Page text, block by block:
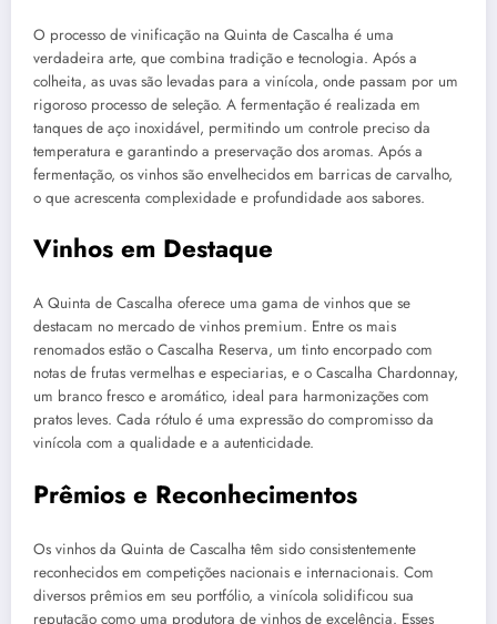
O processo de vinificação na Quinta de Cascalha é uma
verdadeira arte, que combina tradição e tecnologia. Após a
colheita, as uvas são levadas para a vinícola, onde passam por um
rigoroso processo de seleção. A fermentação é realizada em
tanques de aço inoxidável, permitindo um controle preciso da
temperatura e garantindo a preservação dos aromas. Após a
fermentação, os vinhos são envelhecidos em barricas de carvalho,
o que acrescenta complexidade e profundidade aos sabores.
Vinhos em Destaque
A Quinta de Cascalha oferece uma gama de vinhos que se
destacam no mercado de vinhos premium. Entre os mais
renomados estão o Cascalha Reserva, um tinto encorpado com
notas de frutas vermelhas e especiarias, e o Cascalha Chardonnay,
um branco fresco e aromático, ideal para harmonizações com
pratos leves. Cada rótulo é uma expressão do compromisso da
vinícola com a qualidade e a autenticidade.
Prêmios e Reconhecimentos
Os vinhos da Quinta de Cascalha têm sido consistentemente
reconhecidos em competições nacionais e internacionais. Com
diversos prêmios em seu portfólio, a vinícola solidificou sua
reputação como uma produtora de vinhos de excelência. Esses